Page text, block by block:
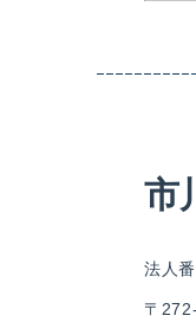
市
法人
〒